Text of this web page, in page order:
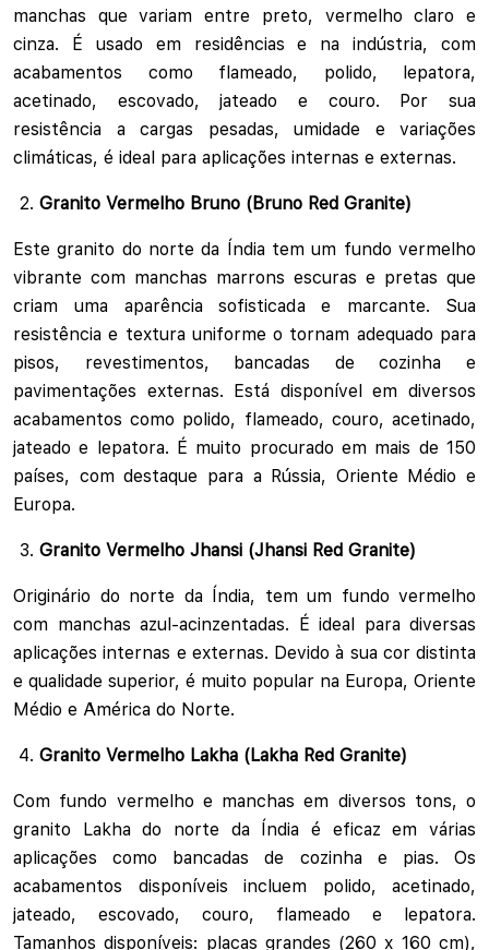
manchas que variam entre preto, vermelho claro e
cinza. É usado em residências e na indústria, com
acabamentos como flameado, polido, lepatora,
acetinado, escovado, jateado e couro. Por sua
resistência a cargas pesadas, umidade e variações
climáticas, é ideal para aplicações internas e externas.
Granito Vermelho Bruno (Bruno Red Granite)
Este granito do norte da Índia tem um fundo vermelho
vibrante com manchas marrons escuras e pretas que
criam uma aparência sofisticada e marcante. Sua
resistência e textura uniforme o tornam adequado para
pisos, revestimentos, bancadas de cozinha e
pavimentações externas. Está disponível em diversos
acabamentos como polido, flameado, couro, acetinado,
jateado e lepatora. É muito procurado em mais de 150
países, com destaque para a Rússia, Oriente Médio e
Europa.
Granito Vermelho Jhansi (Jhansi Red Granite)
Originário do norte da Índia, tem um fundo vermelho
com manchas azul-acinzentadas. É ideal para diversas
aplicações internas e externas. Devido à sua cor distinta
e qualidade superior, é muito popular na Europa, Oriente
Médio e América do Norte.
Granito Vermelho Lakha (Lakha Red Granite)
Com fundo vermelho e manchas em diversos tons, o
granito Lakha do norte da Índia é eficaz em várias
aplicações como bancadas de cozinha e pias. Os
acabamentos disponíveis incluem polido, acetinado,
jateado, escovado, couro, flameado e lepatora.
Tamanhos disponíveis: placas grandes (260 x 160 cm),